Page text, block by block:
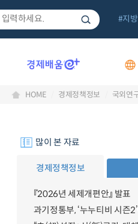
HOME 경제정책정보 국외연
많이 본 자료
경제정책정보
『2026년 세제개편안』 발표